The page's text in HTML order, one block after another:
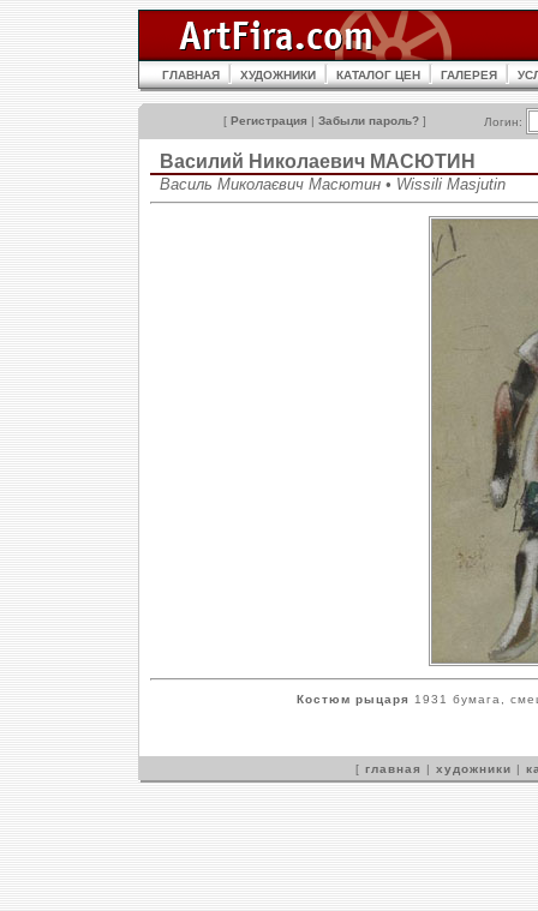
ГЛАВНАЯ ХУДОЖНИКИ КАТАЛОГ ЦЕН ГАЛЕРЕЯ
[ Регистрация | Забыли пароль? ] Логин:
Василий Николаевич МАСЮТИН
Василь Миколаєвич Масютин • Wissili Masjutin
Костюм рыцаря 1931 бумага,
[ главная | художники |